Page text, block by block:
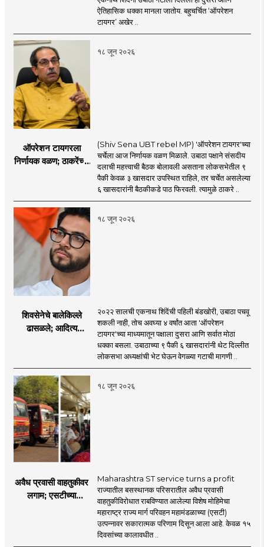
शिंदेंकडे जाण्याच्या चर्चा
सुरू
ऐतिहासिक धक्का मानला जातोय. बहुचर्चित ‘ऑपरेशन
टायगर’ अखेर ..
१८ जून २०२६
ऑपरेशन टायगरला
निर्णायक वळण; ठाकरेंच्या
विलीन होण्याचा प्रस्ताव?
(Shiv Sena UBT rebel MP) 'ऑपरेशन टायगर'च्या
चर्चेला आज निर्णायक वळण मिळाले. उबाठा पक्षाने संसदीय
दलाची महत्त्वाची बैठक बोलावली असताना लोकसभेतील ९
पैकी केवळ ३ खासदार उपस्थित राहिले, तर चर्चेत असलेल्या
६ खासदारांनी बैठकीकडे पाठ फिरवली. त्यामुळे ठाकरे ..
१८ जून २०२६
शिवसेनेचे बालेकिल्ले
ढासळले; आदित्य
नेमका कुठे चुकला?
२०२२ सालची एकनाथ शिंदेंची पहिली बंडखोरी, उबाठा पचवू
शकली नाही, तोच अवघ्या ४ वर्षांत आता 'ऑपरेशन
टायगर'च्या माध्यमातून पक्षाला दुसरा आणि सर्वात मोठा
धक्का बसला. उबाठाच्या ९ पैकी ६ खासदारांनी थेट दिल्लीत
लोकसभा अध्यक्षांची भेट घेऊन वेगळ्या गटाची मागणी ..
१८ जून २०२६
अवैध प्रवासी वाहतुकीवर
लगाम; एसटीच्या
Maharashtra ST service turns a profit
राज्यातील बसस्थानक परिसरातील अवैध प्रवासी
वाहतुकीविरोधात राबविण्यात आलेल्या विशेष मोहिमेचा
महाराष्ट्र राज्य मार्ग परिवहन महामंडळाच्या (एसटी)
उत्पन्नावर सकारात्मक परिणाम दिसून आला आहे. केवळ १५
दिवसांच्या कालावधीत ..